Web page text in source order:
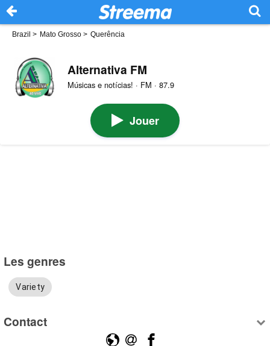
Brazil > Mato Grosso > Querência
Alternativa FM
Músicas e notícias! · FM · 87.9
Jouer
Les genres
Variety
Contact